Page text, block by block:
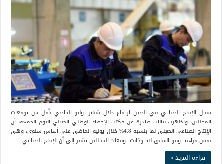
سجل الإنتاج الصناعي في الصين ارتفاع خلال شهر يوليو الماضي بأقل من توقعات
المحللين، وأظهرت بيانات صادرة عن مكتب الإحصاء الوطني الصيني اليوم الجمعة، أن
الإنتاج الصناعي الصيني نما بنسبة 4.8% خلال يوليو الماضي على أساس سنوي، وهي
نفس قراءة يونيو السابق له. وكانت توقعات المحللين تشير إلى أن الإنتاج الصناعي …
قراءة المزيد »